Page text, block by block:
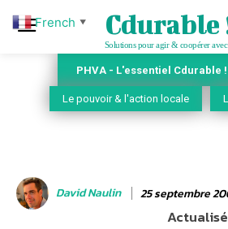
Cdurable
Solutions pour agir & coopérer
PHVA - L'essentiel Cdurable !
Le pouvoir & l'action locale
David Naulin 25 septembre
French ▼